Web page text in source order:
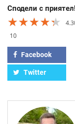
Сподели с
★★★★★
★★★★★
★★★★★
10
Facebook
Twitter